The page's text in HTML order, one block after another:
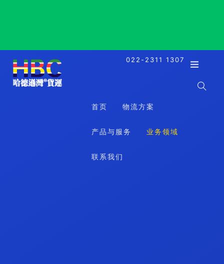
022-2311 1307
首页 物流方案
产品与服务 业务领域
联系我们